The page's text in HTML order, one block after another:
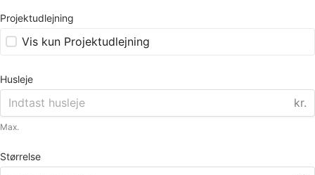
Projektudlejning
Vis kun Projektudlejning
Husleje
kr.
Max.
Størrelse